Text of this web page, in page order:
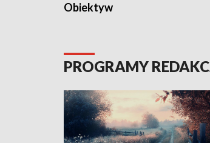
Obiektyw
PROGRAMY